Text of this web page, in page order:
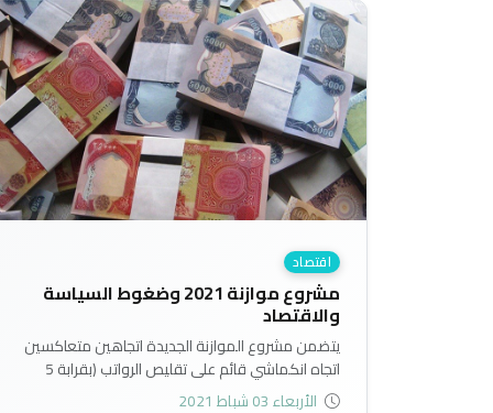
اقتصاد
مشروع موازنة 2021 وضغوط السياسة
والاقتصاد
يتضمن مشروع الموازنة الجديدة اتجاهين متعاكسين
اتجاه انكماشي قائم على تقليص الرواتب (بقرابة 5
ترليون) واتجاه توسعي لأغراض استهلاكية غير انتاجية،
الأربعاء 03 شباط 2021